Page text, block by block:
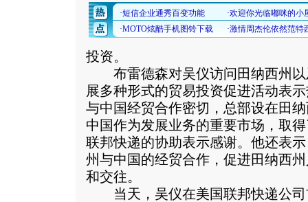
投资。
布雷德森对吴仪访问田纳西州以
展多种形式的贸易投资促进活动表
与中国经贸合作密切，总部设在田
中国作为发展业务的重要市场，取
联邦快递的协助表示感谢。他还表
州与中国的经贸合作，促进田纳西
和交往。
当天，吴仪在美国联邦快递公司